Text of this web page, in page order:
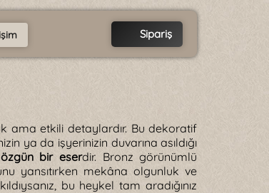
Sipariş
ama etkili detaylardır. Bu dekoratif
ya da işyerinizin duvarına asıldığı
özgün bir eserdir. Bronz görünümlü
yansıtırken mekâna olgunluk ve
bu heykel tam aradığınız